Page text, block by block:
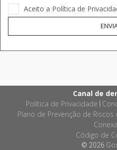
Aceito a Política de
Canal de
Política de Privacidade
Plano de Prevenção de
Código de
© 2026